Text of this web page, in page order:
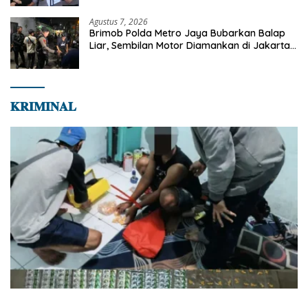
Agustus 7, 2026
Brimob Polda Metro Jaya Bubarkan Balap
Liar, Sembilan Motor Diamankan di Jakarta
𝐊𝐑𝐈𝐌𝐈𝐍𝐀𝐋